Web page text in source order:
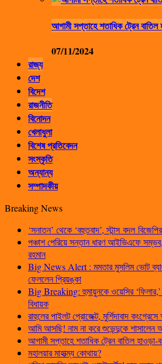
আগামী সপ্তাহে শতাধিক ট্রেন বাতিল
07/11/2024
রাজ্য
দেশ
বিদেশ
রাজনীতি
বিনোদন
খেলাধুলা
বিশেষ প্রতিবেদন
সংস্কৃতি
অন্যান্য
সম্পাদকীয়
Breaking News
‘সনাতন’ থেকে ‘বহুতবাদ’, স্টান্স বদল
পঞ্চাশ পেরিয়ে সন্তান ধারণ আইভিএফে
রহমান
Big News Alert : মমতার মুসলিম ভোট
ফেললেন প্রিয়ঙ্কা
Big Breaking: হুমায়ুনকে ওয়েসির
বিধায়ক
রাহুলের পাইলট প্রোজেক্ট, মুর্শিদাবাদ
আমি আসছি! নাম না করে শুভেন্দুকে শাসালেন
আগামী সপ্তাহে শতাধিক ট্রেন বাতিল হাওড়া-
মহালয়ার মাহাত্ম্য কোথায়?